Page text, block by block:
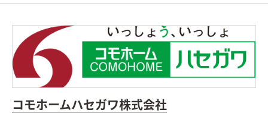
コモホームハセガワ株式会社